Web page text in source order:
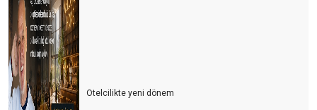
Otelcilikte yeni dönem